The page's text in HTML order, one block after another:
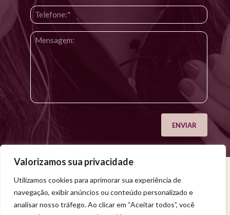
Valorizamos sua privacidade
Utilizamos cookies para aprimorar sua experiência de
navegação, exibir anúncios ou conteúdo personalizado e
analisar nosso tráfego. Ao clicar em “Aceitar todos”, você
Venha viver uma experiência de bem-estar.
Entregue a sua saúde a uma profissional qualificada.
Política de privacidade